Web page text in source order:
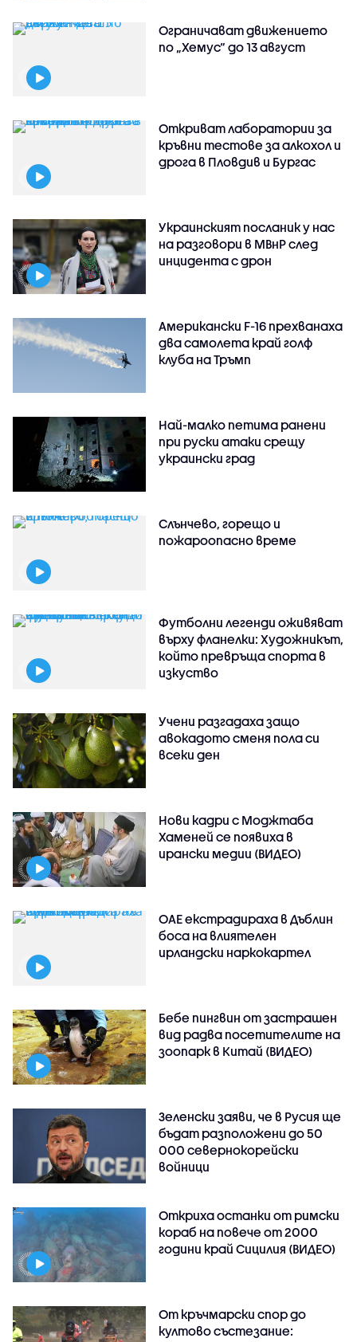
Ограничават движението
по „Хемус“ до 13 август
Откриват лаборатории за
кръвни тестове за алкохол и
дрога в Пловдив и Бургас
Украинският посланик у нас
на разговори в МВнР след
инцидента с дрон
Американски F-16 прехванаха
два самолета край голф
клуба на Тръмп
Най-малко петима ранени
при руски атаки срещу
украински град
Слънчево, горещо и
пожароопасно време
Футболни легенди оживяват
върху фланелки: Художникът,
който превръща спорта в
изкуство
Учени разгадаха защо
авокадото сменя пола си
всеки ден
Нови кадри с Моджтаба
Хаменей се появиха в
ирански медии (ВИДЕО)
ОАЕ екстрадираха в Дъблин
боса на влиятелен
ирландски наркокартел
Бебе пингвин от застрашен
вид радва посетителите на
зоопарк в Китай (ВИДЕО)
Зеленски заяви, че в Русия ще
бъдат разположени до 50
000 севернокорейски
войници
Откриха останки от римски
кораб на повече от 2000
години край Сицилия (ВИДЕО)
От кръчмарски спор до
култово състезание: